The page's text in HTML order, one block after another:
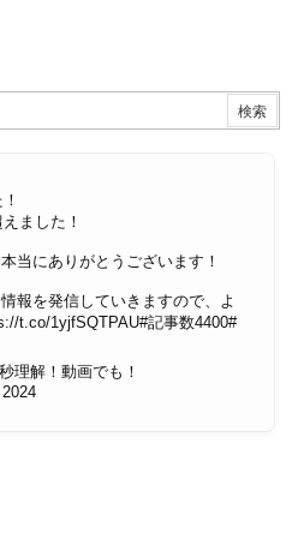
ました！
当にありがとうございます！
報を発信していきますので、よ
t.co/1yjfSQTPAU#記事数4400#
理解！動画でも！